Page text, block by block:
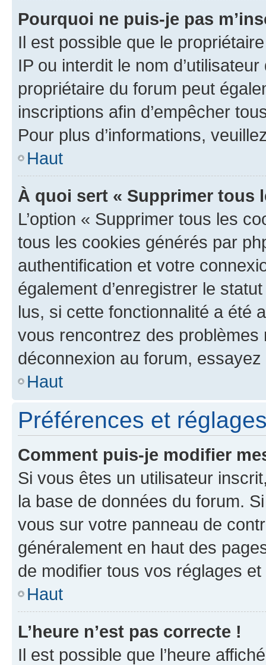
Pourquoi ne puis-je pas
Il est possible que le
IP ou interdit le nom
propriétaire du forum peut
inscriptions afin d’empêcher
Pour plus d’informations,
Haut
À quoi sert « Supprimer tous
L’option « Supprimer tous les
tous les cookies générés par
authentification et votre
également d’enregistrer le
lus, si cette fonctionnalité a été
vous rencontrez des
déconnexion au forum,
Haut
Préférences et
Comment puis-je modifier
Si vous êtes un utilisateur
la base de données du forum.
vous sur votre panneau de
généralement en haut des
de modifier tous vos réglages
Haut
L’heure n’est pas correcte !
Il est possible que l’heure